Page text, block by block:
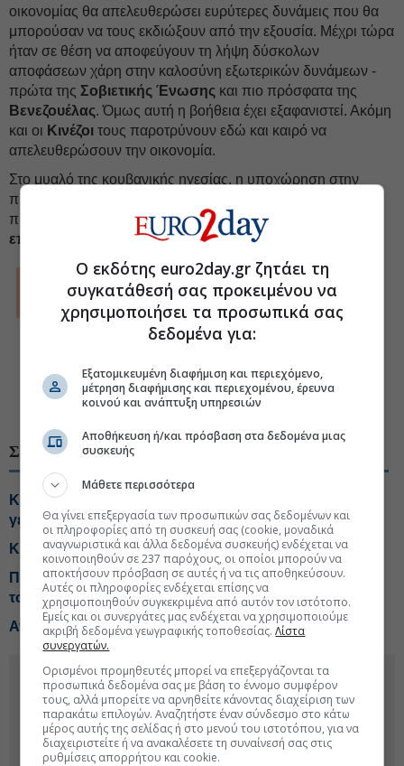
οικονομίας θα απελευθερώσει ευρύτερες δυνάμεις που θα
μπορούσαν να τους εκδιώξουν από την εξουσία. Μέχρι τώρα
ήταν σε θέση να αποφεύγουν τη λήψη δύσκολων
αποφάσεων χάρη στην καλοσύνη εξωτερικών δυνάμεων -
πρώτα της Σοβιετικής Ένωσης και πιο πρόσφατα της
Βενεζουέλας. Όμως αυτή η βοήθεια έχει εξαφανιστεί. Ακόμη
και οι Κινέζοι τους παροτρύνουν εδώ και καιρό να
απελευθερώσουν την οικονομία.
Στο μυαλό της κουβανικής ηγεσίας, η υποχώρηση στην
πίεση της Ουάσιγκτον θα αποτελούσε ταπείνωση -και
προδοσία όλων όσων υπερασπίζονταν πάντα. Όμως
επιλογές τους εξαντλούνται.
© The Financial Times Limited 2026. All rights reserved.
FT and Financial Times are trademarks of the Financial Times
Not to be redistributed, copied or modified in any way.
Euro2day.gr is solely responsible for providing this translation
for the accuracy or quality of the translation
#Πολιτική Λατινική Αμερική #Κούβα
ΣΧΕΤΙΚΑ ΘΕΜΑΤΑ
Κούβα: Αποκαταστάθηκε η ηλεκτροδότηση μετά τη
γενικευμένη διακοπή ρεύματος
Κούβα: Τέταρτο γενικό μπλακ άουτ τον τελευταίο μήνα
Περού και Μεξικό αποκατέστησαν τις διπλωματικές
τους σχέσεις
Ανοίγουν τομείς της οικονομίας της Κούβας σε ιδιώτες
Ο εκδότης euro2day.gr ζητάει τη
συγκατάθεσή σας προκειμένου να
χρησιμοποιήσει τα προσωπικά σας
δεδομένα για:
Εξατομικευμένη διαφήμιση και περιεχόμενο,
μέτρηση διαφήμισης και περιεχομένου, έρευνα
κοινού και ανάπτυξη υπηρεσιών
Αποθήκευση ή/και πρόσβαση στα δεδομένα μιας
συσκευής
Μάθετε περισσότερα
Θα γίνει επεξεργασία των προσωπικών σας δεδομένων και
οι πληροφορίες από τη συσκευή σας (cookie, μοναδικά
αναγνωριστικά και άλλα δεδομένα συσκευής) ενδέχεται να
κοινοποιηθούν σε 237 παρόχους, οι οποίοι μπορούν να
αποκτήσουν πρόσβαση σε αυτές ή να τις αποθηκεύσουν.
Αυτές οι πληροφορίες ενδέχεται επίσης να
χρησιμοποιηθούν συγκεκριμένα από αυτόν τον ιστότοπο.
Εμείς και οι συνεργάτες μας ενδέχεται να χρησιμοποιούμε
ακριβή δεδομένα γεωγραφικής τοποθεσίας.Λίστα
συνεργατών.
Ορισμένοι προμηθευτές μπορεί να επεξεργάζονται τα
προσωπικά δεδομένα σας με βάση το έννομο συμφέρον
τους, αλλά μπορείτε να αρνηθείτε κάνοντας διαχείριση των
παρακάτω επιλογών. Αναζητήστε έναν σύνδεσμο στο κάτω
μέρος αυτής της σελίδας ή στο μενού του ιστοτόπου, για να
διαχειριστείτε ή να ανακαλέσετε τη συναίνεσή σας στις
ρυθμίσεις απορρήτου και cookie.